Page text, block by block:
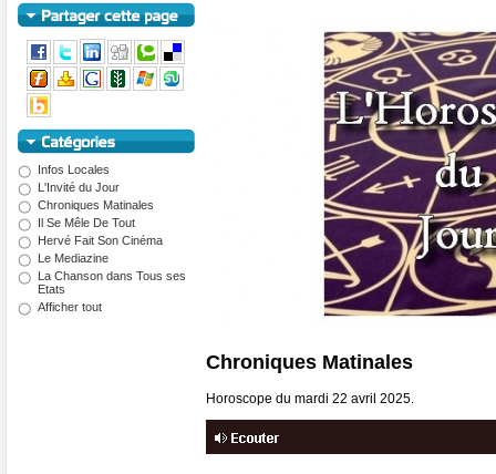
Chroniques Matinales
Horoscope du mardi 22 avril 2025.
Infos Locales
L'Invité du Jour
Chroniques Matinales
Il Se Mêle De Tout
Hervé Fait Son Cinéma
Le Mediazine
La Chanson dans Tous ses
Etats
Afficher tout